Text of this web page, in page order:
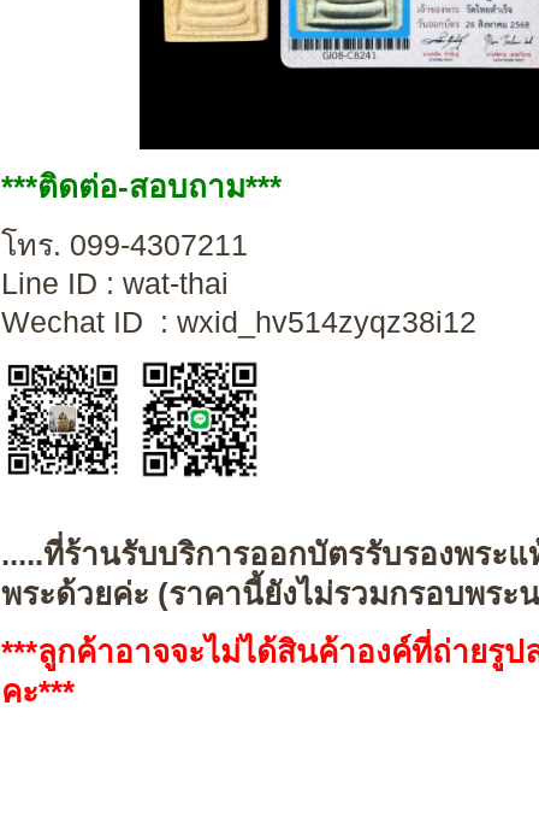
***ติดต่อ-สอบถาม***
โทร. 099-4307211
Line ID : wat-
Wechat ID : wxid_hv514zyqz38i12
.....ที่ร้านรับบริการออกบัตรรับรองพระ
พระด้วยค่ะ (ราคานี้ยังไม่รวมกรอบพระ
***ลูกค้าอาจจะไม่ได้สินค้าองค์ที่ถ่ายรู
คะ***